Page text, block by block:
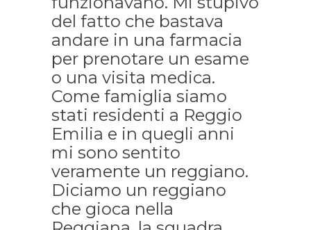
del fatto che bastava
andare in una farmacia
per prenotare un esame
o una visita medica.
Come famiglia siamo
stati residenti a Reggio
Emilia e in quegli anni
mi sono sentito
veramente un reggiano.
Diciamo un reggiano
che gioca nella